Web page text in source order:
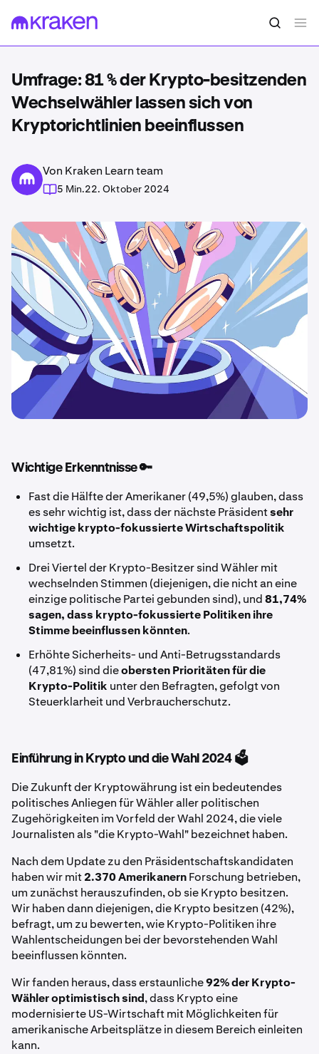
Umfrage: 81 % der Krypto-besitzenden
Wechselwähler lassen sich von
Kryptorichtlinien beeinflussen
Von Kraken Learn team
5 Min.22. Oktober 2024
Wichtige Erkenntnisse 🔑
Fast die Hälfte der Amerikaner (49,5%) glauben, dass
essehr wichtig ist, dass der nächste Präsidentsehr
wichtigekrypto-fokussierte Wirtschaftspolitik
umsetzt.
Drei Viertel der Krypto-Besitzer sind Wähler mit
wechselnden Stimmen (diejenigen, die nicht an eine
einzige politische Partei gebunden sind), und81,74%
sagen, dass krypto-fokussiertePolitiken ihre
Stimme beeinflussen könnten.
Erhöhte Sicherheits- und Anti-Betrugsstandards
(47,81%) sind dieobersten Prioritäten für die
Krypto-Politik unter den Befragten, gefolgt von
Steuerklarheit und Verbraucherschutz.
Einführung in Krypto und die Wahl 2024 🗳️
Die Zukunft der Kryptowährung ist ein bedeutendes
politisches Anliegen für Wähler aller politischen
Zugehörigkeiten im Vorfeld der Wahl 2024, die viele
Journalisten als "die Krypto-Wahl" bezeichnet haben.
Nach dem Update zu den Präsidentschaftskandidaten
haben wir mit2.370 AmerikanernForschung betrieben,
um zunächst herauszufinden, ob sie Krypto besitzen.
Wir haben dann diejenigen, die Krypto besitzen (42%),
befragt, um zu bewerten, wie Krypto-Politiken ihre
Wahlentscheidungen bei der bevorstehenden Wahl
beeinflussen könnten.
Wir fanden heraus, dass erstaunliche92% der Krypto-
Wähler optimistisch sind, dass Krypto eine
modernisierte US-Wirtschaft mit Möglichkeiten für
amerikanische Arbeitsplätze in diesem Bereich einleiten
kann.